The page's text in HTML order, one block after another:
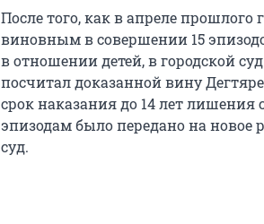
После того, как в апреле
виновным в совершении 15
в отношении детей, в городской
посчитал доказанной вину
срок наказания до 14 лет
эпизодам было передано на
суд.